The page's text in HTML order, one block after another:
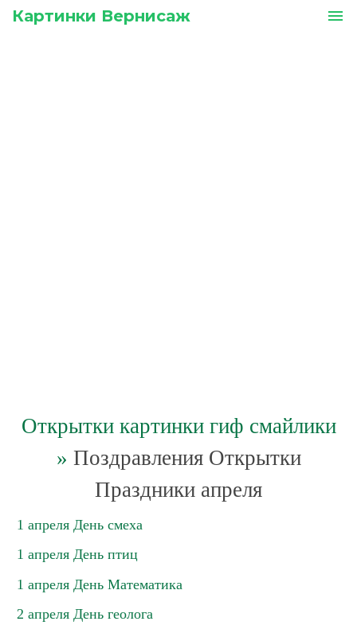
Картинки Вернисаж menu
Открытки картинки гиф смайлики
» Поздравления Открытки
Праздники апреля
1 апреля День смеха
1 апреля День птиц
1 апреля День Математика
2 апреля День геолога